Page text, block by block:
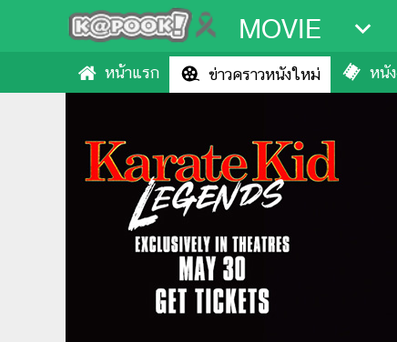
MOVIE
หน้าแรก ข่าวคราวหนังใหม่ หนั